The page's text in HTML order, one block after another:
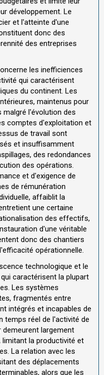
développement. Le
et l'atteinte d'une
donc des
des entreprises
les inefficiences
qui caractérisent
du continent. Les
maintenus pour
l'évolution des
comptes d'exploitation et
de travail sont
et insuffisamment
des redondances
des opérations.
et d'exigence de
de rémunération
affaiblit la
une certaine
des effectifs,
d'une véritable
donc des chantiers
opérationnelle.
technologique et le
caractérisent la plupart
Les systèmes
fragmentés entre
intégrés et incapables de
temps réel de l'activité de
largement
limitant la productivité et
La relation avec les
des déplacements
alors que les